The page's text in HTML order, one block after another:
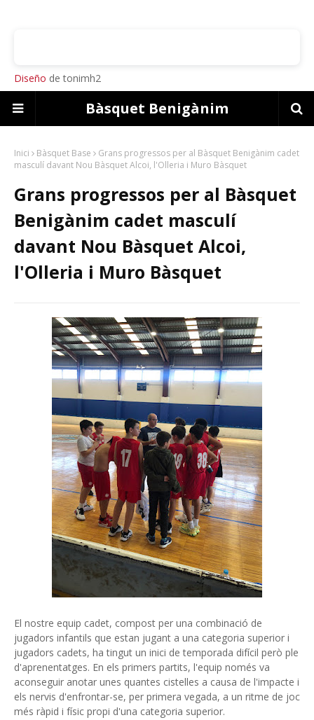
Diseño de tonimh2
Bàsquet Benigànim
Inici Bàsquet Base
Grans progressos per al Bàsquet Benigànim cadet
masculí davant Nou Bàsquet Alcoi, l'Olleria i Muro Bàsquet
Grans progressos per al Bàsquet
Benigànim cadet masculí
davant Nou Bàsquet Alcoi,
l'Olleria i Muro Bàsquet
El nostre equip cadet, compost per una combinació de
jugadors infantils que estan jugant a una categoria superior i
jugadors cadets, ha tingut un inici de temporada difícil però ple
d'aprenentatges. En els primers partits, l'equip només va
aconseguir anotar unes quantes cistelles a causa de l'impacte i
els nervis d'enfrontar-se, per primera vegada, a un ritme de joc
més ràpid i físic propi d'una categoria superior.